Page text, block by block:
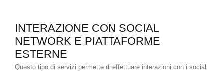
INTERAZIONE CON SOCIAL
NETWORK E PIATTAFORME
ESTERNE
Questo tipo di servizi permette di effettuare interazioni con i social